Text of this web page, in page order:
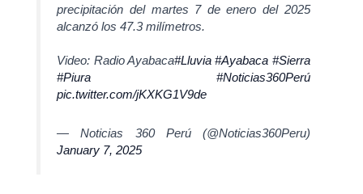
precipitación del martes 7 de enero del 2025
alcanzó los 47.3 milímetros.
Video: Radio Ayabaca#Lluvia #Ayabaca #Sierra
#Piura
#Noticias360Perú
pic.twitter.com/jKXKG1V9de
— Noticias 360 Perú (@Noticias360Peru)
January 7, 2025